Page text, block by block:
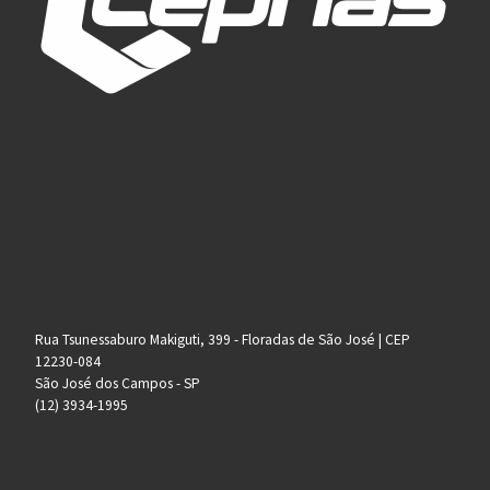
Rua Tsunessaburo Makiguti, 399 - Floradas de São José | CEP
12230-084
São José dos Campos - SP
(12) 3934-1995